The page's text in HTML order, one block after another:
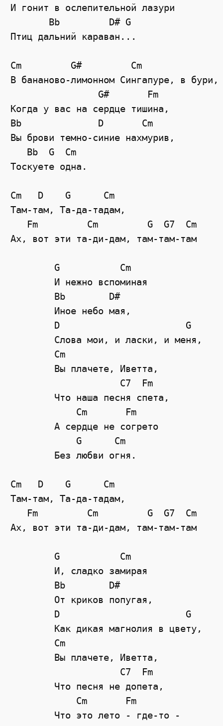
И гонит в ослепительной лазури
       Bb         D# G
Птиц дальний караван...
Cm         G#         Cm
В бананово-лимонном Сингапуре, в бури,
                G#       Fm
Когда y вас на сердце тишина,
Bb              D       Cm
Вы брови темно-синие нахмурив,
   Bb  G  Cm
Тоскуете одна.
Cm   D    G      Cm
Там-там, Та-да-тадам,
   Fm         Cm         G  G7  Cm
Ах, вот эти та-ди-дам, там-там-там
	А сердце не согрето
            G      Cm
Cm   D    G      Cm
Там-там, Та-да-тадам,
   Fm         Cm         G  G7  Cm
Ах, вот эти та-ди-дам, там-там-там